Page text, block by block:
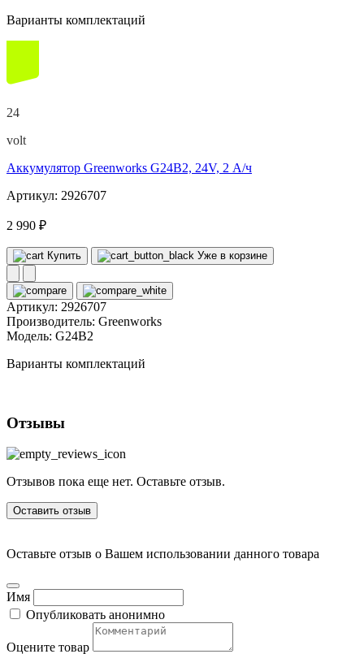
Варианты комплектаций
24
volt
Аккумулятор Greenworks G24B2, 24V, 2 А/ч
Артикул: 2926707
2 990 ₽
Купить Уже в корзине
Артикул: 2926707
Производитель: Greenworks
Модель: G24B2
Варианты комплектаций
Отзывы
Отзывов пока еще нет. Оставьте отзыв.
Оставить отзыв
Оставьте отзыв о Вашем использовании данного товара
Имя
Опубликовать анонимно
Оцените товар